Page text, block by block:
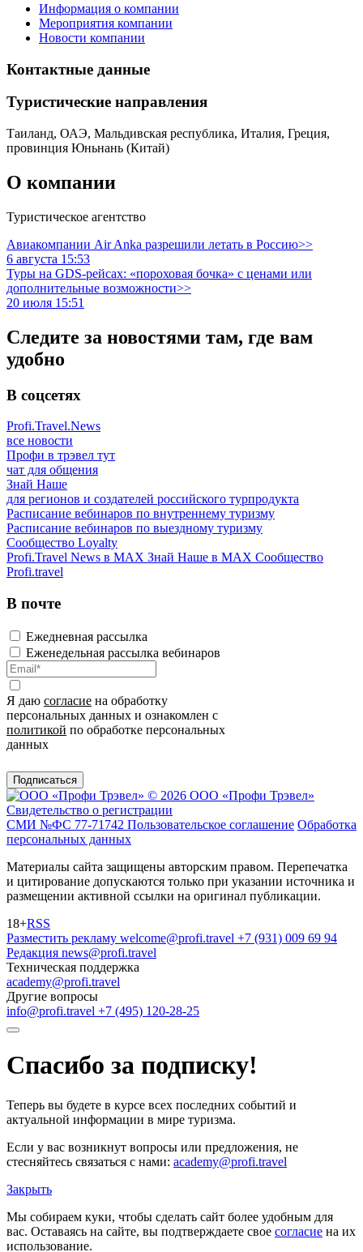
Информация о компании
Мероприятия компании
Новости компании
Контактные данные
Туристическиe направления
Таиланд, ОАЭ, Мальдивская республика, Италия, Греция,
провинция Юньнань (Китай)
О компании
Туристическое агентство
Авиакомпании Air Anka разрешили летать в Россию>>
6 августа 15:53
Туры на GDS-рейсах: «пороховая бочка» с ценами или
дополнительные возможности>>
20 июля 15:51
Следите за новостями там, где вам
удобно
В соцсетях
Profi.Travel.News
все новости
Профи в трэвел тут
чат для общения
Знай Наше
для регионов и создателей российского турпродукта
Расписание вебинаров по внутреннему туризму
Расписание вебинаров по выездному туризму
Сообщество Loyalty
Profi.Travel News в MAX Знай Наше в MAX Сообщество
Profi.travel
В почте
Ежедневная рассылка
Еженедельная рассылка вебинаров
Я даю согласие на обработку
персональных данных и ознакомлен с
политикой по обработке персональных
данных
Подписаться
© 2026 ООО «Профи Трэвeл»
Свидетельство о регистрации
СМИ №ФС 77-71742 Пользовательское соглашение Обработка
персональных данных
Материалы сайта защищены авторским правом. Перепечатка
и цитирование допускаются только при указании источника и
размещении активной ссылки на оригинал публикации.
18+RSS
Разместить рекламу welcome@profi.travel +7 (931) 009 69 94
Редакция news@profi.travel
Техническая поддержка
academy@profi.travel
Другие вопросы
info@profi.travel +7 (495) 120-28-25
Спасибо за подписку!
Теперь вы будете в курсе всех последних событий и
актуальной информации в мире туризма.
Если у вас возникнут вопросы или предложения, не
стесняйтесь связаться с нами: academy@profi.travel
Закрыть
Мы собираем куки, чтобы сделать сайт более удобным для
вас. Оставаясь на сайте, вы подтверждаете свое согласие на их
использование.